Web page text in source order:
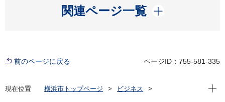
関連ページ一覧
開く
前のページに戻る ページID：755-581-335
現在位置 横浜市トップページ
ビジネス
現在